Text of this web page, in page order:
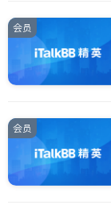
会员
会员